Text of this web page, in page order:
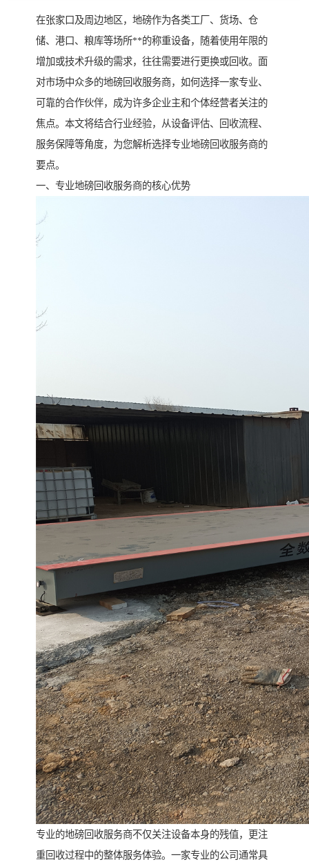
在张家口及周边地区，地磅作为各类工厂、货场、仓
储、港口、粮库等场所**的称重设备，随着使用年限的
增加或技术升级的需求，往往需要进行更换或回收。面
对市场中众多的地磅回收服务商，如何选择一家专业、
可靠的合作伙伴，成为许多企业主和个体经营者关注的
焦点。本文将结合行业经验，从设备评估、回收流程、
服务保障等角度，为您解析选择专业地磅回收服务商的
要点。
一、专业地磅回收服务商的核心优势
专业的地磅回收服务商不仅关注设备本身的残值，更注
重回收过程中的整体服务体验。一家专业的公司通常具